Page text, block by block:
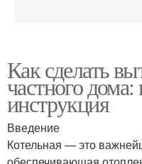
Как сделать
частного
инструкция
Введение
Котельная — это